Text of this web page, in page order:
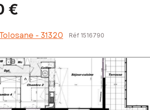
€
- 31320 Réf 1516790